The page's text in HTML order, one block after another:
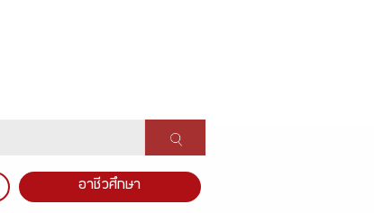
อาชีวศึกษา